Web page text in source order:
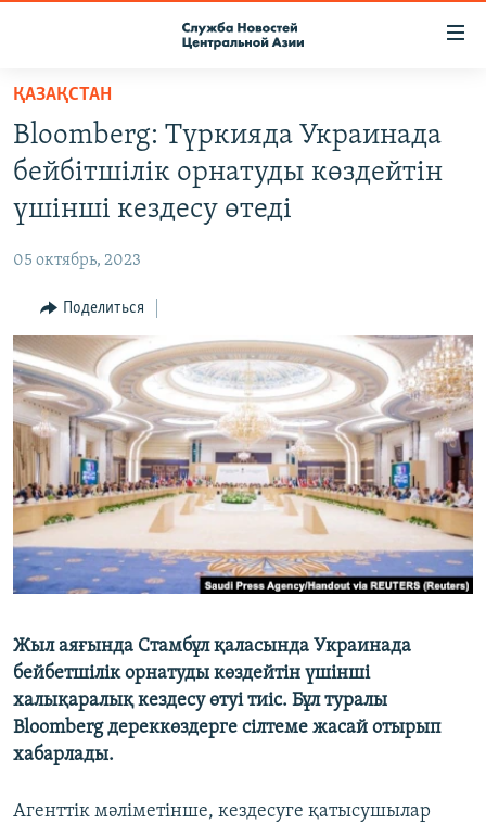
Вернуться
основному
содержанию
Вернутся
главной
навигации
Вернутся
поиску
О ПРОЕКТЕ
ПОДПИСКА
КОНТАКТЫ
НАСТОЯЩЕЕ ВРЕМЯ
МИГРАНТ МЕДИА
ҚАЗАҚСТАН
Bloomberg: Түркияда Украинада
бейбітшілік орнатуды көздейтін
үшінші кездесу өтеді
05 октябрь, 2023
Поделиться
Жыл аяғында Стамбұл қаласында Украинада
бейбетшілік орнатуды көздейтін үшінші
халықаралық кездесу өтуі тиіс. Бұл туралы
Bloomberg дереккөздерге сілтеме жасай отырып
хабарлады.
Агенттік мәліметінше, кездесуге қатысушылар